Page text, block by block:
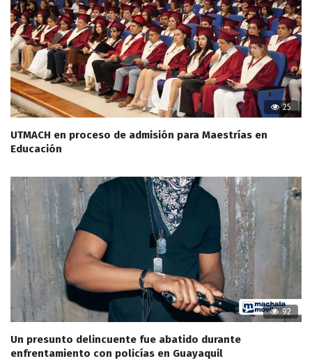
25
UTMACH en proceso de admisión para Maestrías en
Educación
92
Un presunto delincuente fue abatido durante
enfrentamiento con policías en Guayaquil